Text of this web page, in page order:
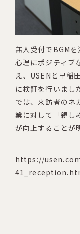
無人受付でBGM
心理にポジティブ
え、USENと早稲
に検証を行いまし
では、来訪者のネ
業に対して「親し
が向上することが
https://